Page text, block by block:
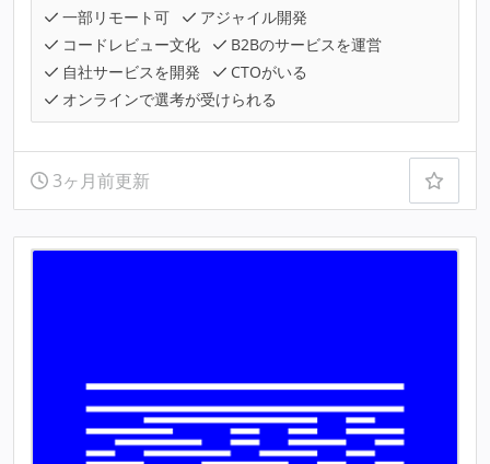
一部リモート可
アジャイル開発
コードレビュー文化
B2Bのサービスを運営
自社サービスを開発
CTOがいる
オンラインで選考が受けられる
3ヶ月前更新